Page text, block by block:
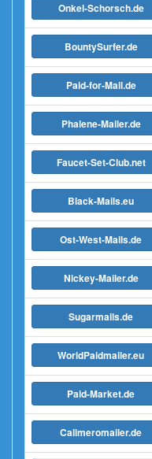
Onkel-Schorsch.de
BountySurfer.de
Paid-for-Mail.de
Phalene-Mailer.de
Faucet-Set-Club.net
Black-Mails.eu
Ost-West-Mails.de
Nickey-Mailer.de
Sugarmails.de
WorldPaidmailer.eu
Paid-Market.de
Calimeromailer.de